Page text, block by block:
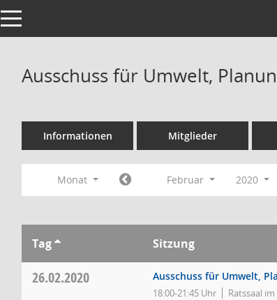
Toggle navigation
Ausschuss für Umwelt,
Informationen Mitglieder
Monat Februar 2020
Tag Sitzung
26.02.2020 Ausschuss für Umwelt,
18:00-21:45 Uhr Ratssaal